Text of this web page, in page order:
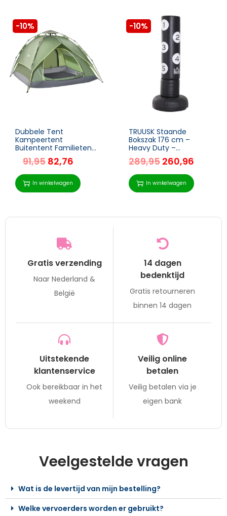
-10%
Dubbele Tent
Kampeertent
Buitentent Familietent
Quick Up Tent 2
Volwassenen + 1 Kind 4
Seizoenen Waterdichte
Draagtas 2 Deuren
Polyester + Glasvezel
91,95 82,76
In winkelwagen
-10%
TRUUSK Staande
Bokszak 176 cm –
Heavy Duty –
Vrijstaand met
Standaard en Vinyl Pad
– Geschikt voor
Professionals en
Beginners –
289,95 260,96
In winkelwagen
Gratis verzending
Naar Nederland &
België
14 dagen
bedenktijd
Gratis retourneren
binnen 14 dagen
Uitstekende
klantenservice
Ook bereikbaar in het
weekend
Veilig online
betalen
Veilig betalen via je
eigen bank
Veelgestelde vragen
Wat is de levertijd van mijn bestelling?
Welke vervoerders worden er gebruikt?